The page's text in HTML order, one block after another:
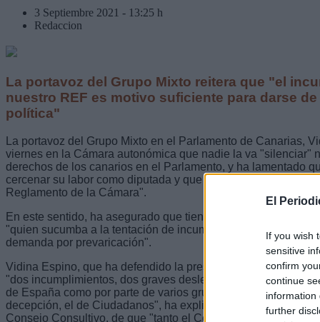
El
If you wish
sensitive
confirm
continue
information
further
3 Septiembre 2021 - 13:25 h
Redaccion
La portavoz del Grupo Mixto reitera que "el
nuestro REF es motivo suficiente para darse
política"
La portavoz del Grupo Mixto en el Parlamento de Canarias,
viernes en la Cámara autonómica que nadie la va "silenciar"
derechos de los canarios en el Parlamento, y ha lamentado
cercenar su labor como diputada y que para ello "estén
Reglamento de la Cámara".
En este sentido, ha asegurado que tiene "no solo la razón,
"quien sucumba a la tentación de incumplirla se enfrentará
demanda por prevaricación".
Vidina Espino, que ha defendido la presentación de dos
"dos incumplimientos, dos graves deslealtades hacia esta
de España como por parte de varios grupos de la Cámara
decepción, el de Ciudadanos", ha explicado que "no hay
Consejo Consultivo, de que "tanto el Consejo de Ministros